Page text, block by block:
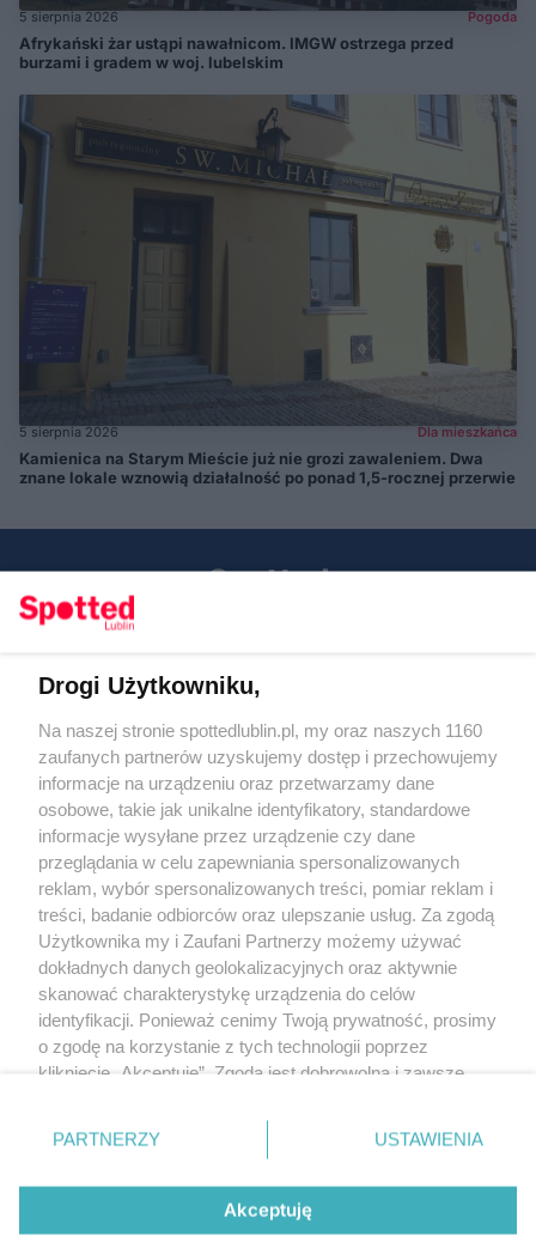
5 sierpnia 2026 Pogoda
Afrykański żar ustąpi nawałnicom. IMGW ostrzega przed
burzami i gradem w woj. lubelskim
5 sierpnia 2026 Dla mieszkańca
Kamienica na Starym Mieście już nie grozi zawaleniem. Dwa
znane lokale wznowią działalność po ponad 1,5-rocznej przerwie
KATEGORIE
OGŁOSZENIA
WYDARZENIA
NA SKRÓTY
Regulamin
Polityka prywatności
RODO
Warunki korzystania z treści
Drogi Użytkowniku,
Na naszej stronie spottedlublin.pl, my oraz naszych 1160
zaufanych partnerów uzyskujemy dostęp i przechowujemy
informacje na urządzeniu oraz przetwarzamy dane
osobowe, takie jak unikalne identyfikatory, standardowe
informacje wysyłane przez urządzenie czy dane
przeglądania w celu zapewniania spersonalizowanych
reklam, wybór spersonalizowanych treści, pomiar reklam i
treści, badanie odbiorców oraz ulepszanie usług. Za zgodą
Użytkownika my i Zaufani Partnerzy możemy używać
dokładnych danych geolokalizacyjnych oraz aktywnie
skanować charakterystykę urządzenia do celów
identyfikacji. Ponieważ cenimy Twoją prywatność, prosimy
o zgodę na korzystanie z tych technologii poprzez
kliknięcie „Akceptuję”. Zgoda jest dobrowolna i zawsze
prywatności znajdujący się w lewym dolnym rogu strony
. Niektóre rodzaje przetwarzania danych nie wymagają
zgody użytkownika, ale masz prawo sprzeciwić się
takiemu przetwarzaniu. Preferencje będą miały
zastosowania tylko na tej witrynie.
PARTNERZY USTAWIENIA
Akceptuję